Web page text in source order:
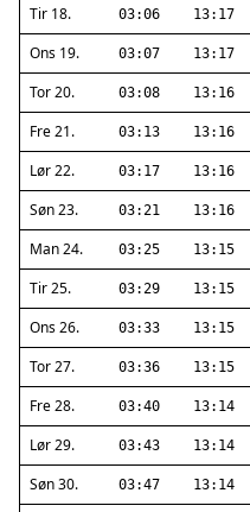
Tir 18. 03:06 13:17
Ons 19. 03:07 13:17
Tor 20. 03:08 13:16
Fre 21. 03:13 13:16
Lør 22. 03:17 13:16
Søn 23. 03:21 13:16
Man 24. 03:25 13:15
Tir 25. 03:29 13:15
Ons 26. 03:33 13:15
Tor 27. 03:36 13:15
Fre 28. 03:40 13:14
Lør 29. 03:43 13:14
Søn 30. 03:47 13:14